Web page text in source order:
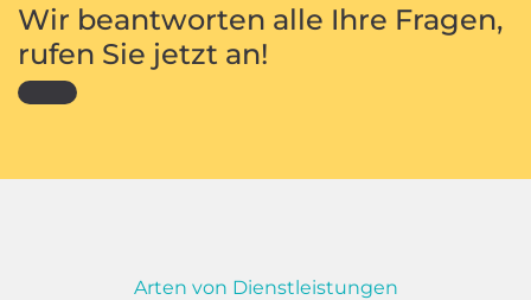
Wir beantworten alle Ihre Fragen,
rufen Sie jetzt an!
Arten von Dienstleistungen